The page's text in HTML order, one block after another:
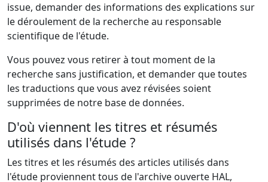
issue, demander des informations des explications sur
le déroulement de la recherche au responsable
scientifique de l'étude.
Vous pouvez vous retirer à tout moment de la
recherche sans justification, et demander que toutes
les traductions que vous avez révisées soient
supprimées de notre base de données.
D'où viennent les titres et résumés
utilisés dans l'étude ?
Les titres et les résumés des articles utilisés dans
l'étude proviennent tous de l'archive ouverte HAL,